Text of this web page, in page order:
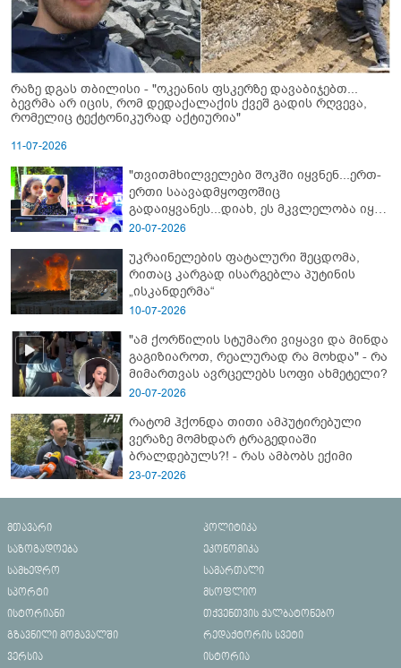
რაზე დგას თბილისი - "ოკეანის ფსკერზე დავაბიჯებთ...
ბევრმა არ იცის, რომ დედაქალაქის ქვეშ გადის რღვევა,
რომელიც ტექტონიკურად აქტიურია"
11-07-2026
"თვითმხილველები შოკში იყვნენ...ერთ-
ერთი საავადმყოფოშიც
გადაიყვანეს...დიახ, ეს მკვლელობა იყო"
- გორში დატრიალებული ტრაგედიის
20-07-2026
უკრაინელების ფატალური შეცდომა,
რითაც კარგად ისარგებლა პუტინის
„ისკანდერმა“
10-07-2026
"ამ ქორწილის სტუმარი ვიყავი და მინდა
გაგიზიაროთ, რეალურად რა მოხდა" - რა
მიმართვას ავრცელებს სოფი ახმეტელი?
20-07-2026
რატომ ჰქონდა თითი ამპუტირებული
ვერაზე მომხდარ ტრაგედიაში
ბრალდებულს?! - რას ამბობს ექიმი
23-07-2026
მთავარი
პოლიტიკა
საზოგადოება
ეკონომიკა
სამხედრო
სამართალი
სპორტი
მსოფლიო
ისტორიანი
თქვენთვის ქალბატონებო
გზავნილი მომავალში
რედაქტორის სვეტი
ვერსია
ისტორია